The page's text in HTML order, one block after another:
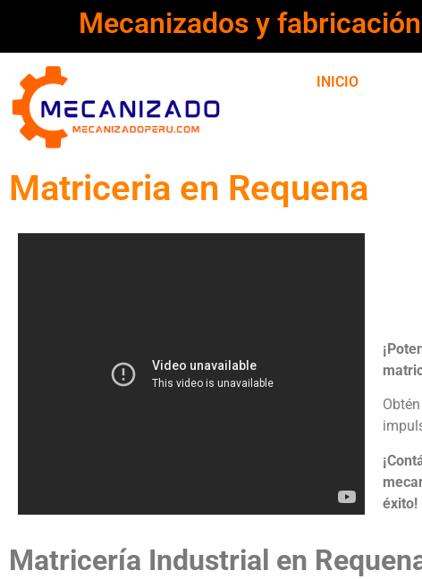
Mecanizados y
INICIO
Matriceria en Requena
éxito!
Matricería Industrial en